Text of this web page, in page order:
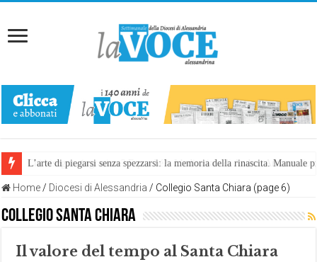
L’arte di piegarsi senza spezzarsi: la memoria della rinascita.
Home / Diocesi di Alessandria / Collegio Santa Chiara (page 6)
Collegio Santa Chiara
Il valore del tempo al Santa Chiara